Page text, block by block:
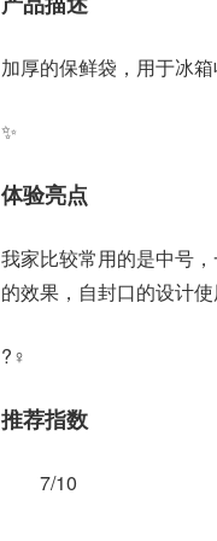
加厚的保鲜袋，用于冰箱
✨
体验亮点
我家比较常用的是中号
的效果，自封口的设计
?‍♀️
推荐指数
7/10